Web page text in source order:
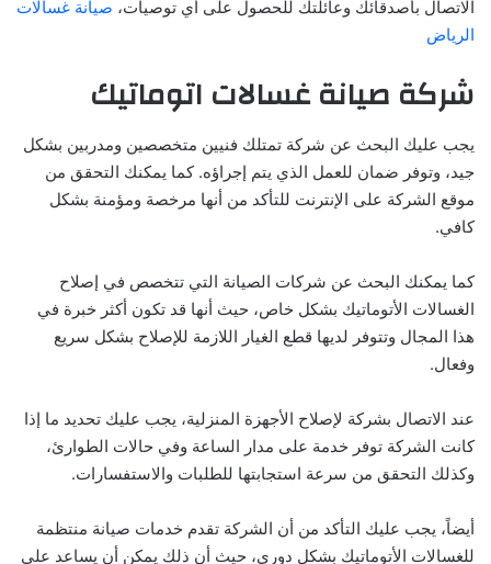
الاتصال بأصدقائك وعائلتك للحصول على أي توصيات، صيانة غسالات
الرياض
شركة صيانة غسالات اتوماتيك
يجب عليك البحث عن شركة تمتلك فنيين متخصصين ومدربين بشكل
جيد، وتوفر ضمان للعمل الذي يتم إجراؤه. كما يمكنك التحقق من
موقع الشركة على الإنترنت للتأكد من أنها مرخصة ومؤمنة بشكل
كافي.
كما يمكنك البحث عن شركات الصيانة التي تتخصص في إصلاح
الغسالات الأتوماتيك بشكل خاص، حيث أنها قد تكون أكثر خبرة في
هذا المجال وتتوفر لديها قطع الغيار اللازمة للإصلاح بشكل سريع
وفعال.
عند الاتصال بشركة لإصلاح الأجهزة المنزلية، يجب عليك تحديد ما إذا
كانت الشركة توفر خدمة على مدار الساعة وفي حالات الطوارئ،
وكذلك التحقق من سرعة استجابتها للطلبات والاستفسارات.
أيضاً، يجب عليك التأكد من أن الشركة تقدم خدمات صيانة منتظمة
للغسالات الأتوماتيك بشكل دوري، حيث أن ذلك يمكن أن يساعد على